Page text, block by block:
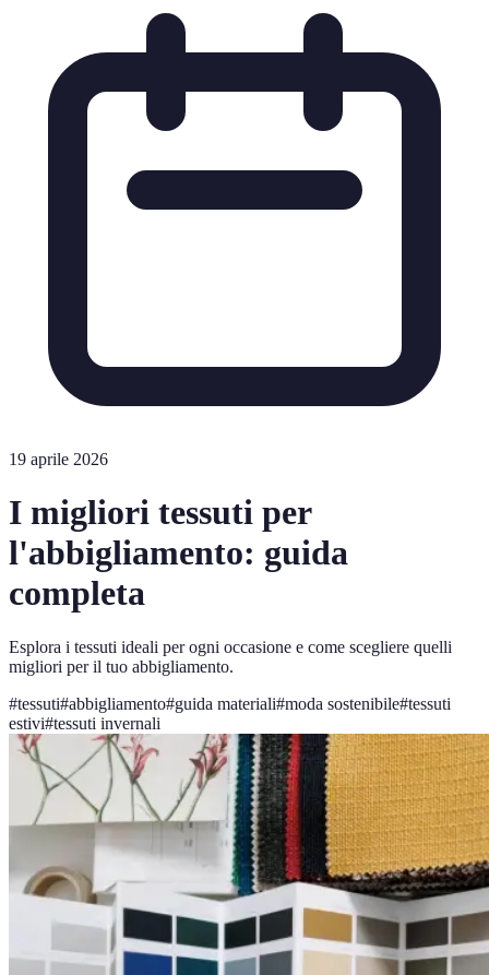
19 aprile 2026
I migliori tessuti per
l'abbigliamento: guida
completa
Esplora i tessuti ideali per ogni occasione e come scegliere quelli
migliori per il tuo abbigliamento.
#tessuti#abbigliamento#guida materiali#moda sostenibile#tessuti
estivi#tessuti invernali